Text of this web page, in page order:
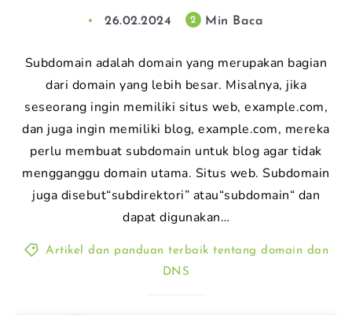
26.02.2024 2 Min Baca
Subdomain adalah domain yang merupakan bagian
dari domain yang lebih besar. Misalnya, jika
seseorang ingin memiliki situs web, example.com,
dan juga ingin memiliki blog, example.com, mereka
perlu membuat subdomain untuk blog agar tidak
mengganggu domain utama. Situs web. Subdomain
juga disebut“subdirektori” atau“subdomain“ dan
dapat digunakan…
Artikel dan panduan terbaik tentang domain dan
DNS